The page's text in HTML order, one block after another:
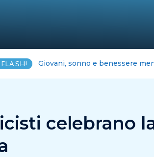
Lega Salerno: nominati i nuovi
celebrano